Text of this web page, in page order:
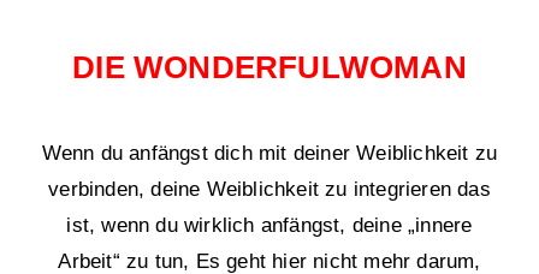
DIE WONDERFULWOMAN
Wenn du anfängst dich mit deiner Weiblichkeit zu
verbinden, deine Weiblichkeit zu integrieren das
ist, wenn du wirklich anfängst, deine „innere
Arbeit“ zu tun, Es geht hier nicht mehr darum,